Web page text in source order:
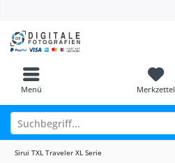
Menü Merkzettel
Sirui TXL Traveler XL Serie